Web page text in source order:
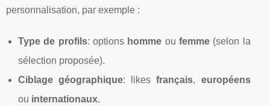
personnalisation, par exemple :
Type de profils: options homme ou femme(selon la
sélection proposée).
Ciblage géographique: likesfrançais, européens
ou internationaux.